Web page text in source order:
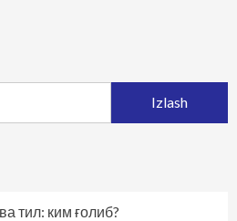
тил: ким ғолиб?